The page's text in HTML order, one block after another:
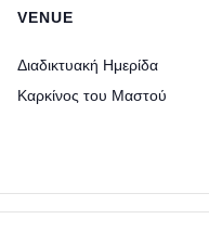
VENUE
Διαδικτυακή Ημερίδα
Καρκίνος του Μαστού